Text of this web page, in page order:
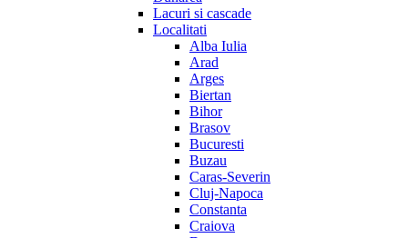
Lacuri si cascade
Localitati
Alba Iulia
Arad
Arges
Biertan
Bihor
Brasov
Bucuresti
Buzau
Caras-Severin
Cluj-Napoca
Constanta
Craiova